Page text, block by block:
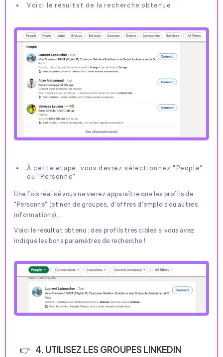
Voici le résultat de la recherche obtenue
À cette étape, vous devrez sélectionnez "People"
ou "Personne"
Une fois réalisé vous ne verrez apparaître que les profils de
"Personne" (et non de groupes, d'offres d'emplois ou autres
informations).
Voici le résultat obtenu : des profils très ciblés si vous avez
indiqué les bons paramètres de recherche !
4. UTILISEZ LES GROUPES LINKEDIN